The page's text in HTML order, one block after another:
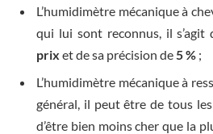
L’humidimètre mécanique à
qui lui sont reconnus, il s’agit
prix et de sa précision de 5 % ;
L’humidimètre mécanique à
général, il peut être de tous
d’être bien moins cher que la